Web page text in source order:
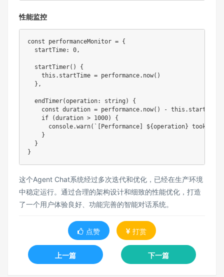
性能监控
const performanceMonitor = {
  startTime
: 0 ,
startTimer( )
{
this . startTime = performance. now( )
} ,
endTimer(operation: string )
{
const duration = performance. now( ) - this . startTime
if
(duration > 1000)
{
console.warn( ` [Performance] ${operation} took
}
}
}
这个Agent Chat系统经过多次迭代和优化，已经在生产环境
中稳定运行。通过合理的架构设计和细致的性能优化，打造
了一个用户体验良好、功能完善的智能对话系统。
点赞 打赏
上一篇 下一篇